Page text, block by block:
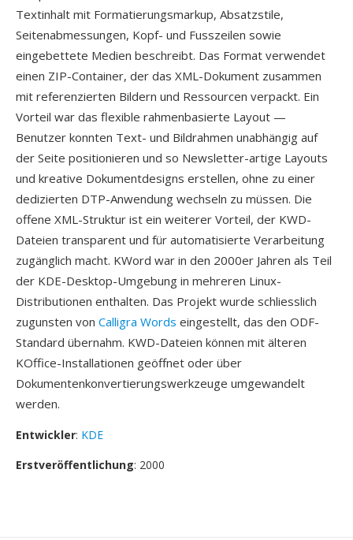
Textinhalt mit Formatierungsmarkup, Absatzstile,
Seitenabmessungen, Kopf- und Fusszeilen sowie
eingebettete Medien beschreibt. Das Format verwendet
einen ZIP-Container, der das XML-Dokument zusammen
mit referenzierten Bildern und Ressourcen verpackt. Ein
Vorteil war das flexible rahmenbasierte Layout —
Benutzer konnten Text- und Bildrahmen unabhängig auf
der Seite positionieren und so Newsletter-artige Layouts
und kreative Dokumentdesigns erstellen, ohne zu einer
dedizierten DTP-Anwendung wechseln zu müssen. Die
offene XML-Struktur ist ein weiterer Vorteil, der KWD-
Dateien transparent und für automatisierte Verarbeitung
zugänglich macht. KWord war in den 2000er Jahren als Teil
der KDE-Desktop-Umgebung in mehreren Linux-
Distributionen enthalten. Das Projekt wurde schliesslich
zugunsten von Calligra Words eingestellt, das den ODF-
Standard übernahm. KWD-Dateien können mit älteren
KOffice-Installationen geöffnet oder über
Dokumentenkonvertierungswerkzeuge umgewandelt
werden.
Entwickler: KDE
Erstveröffentlichung: 2000